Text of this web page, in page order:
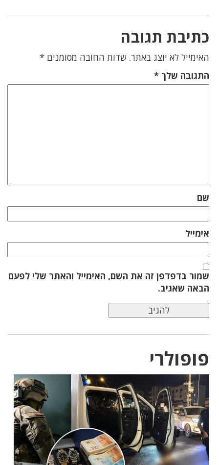
כתיבת תגובה
האימייל לא יוצג באתר. שדות החובה מסומנים *
התגובה שלך *
שם
אימייל
שמור בדפדפן זה את השם, האימייל והאתר שלי לפעם
הבאה שאגיב.
פופולרי